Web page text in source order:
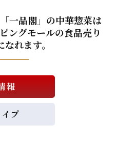
一品閣」の中華惣菜は
ングモールの食品売り
れます。
報
プ